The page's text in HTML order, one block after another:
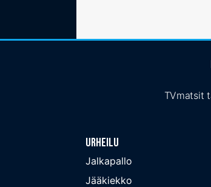
TVmatsit
Urheilu
Jalkapallo
Jääkiekko